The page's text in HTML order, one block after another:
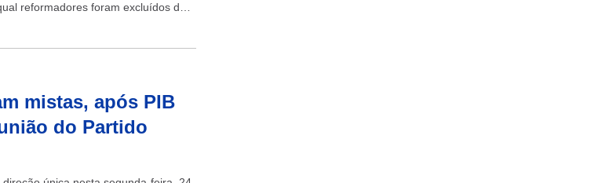
reformadores foram excluídos dos
mistas, após PIB
do Partido